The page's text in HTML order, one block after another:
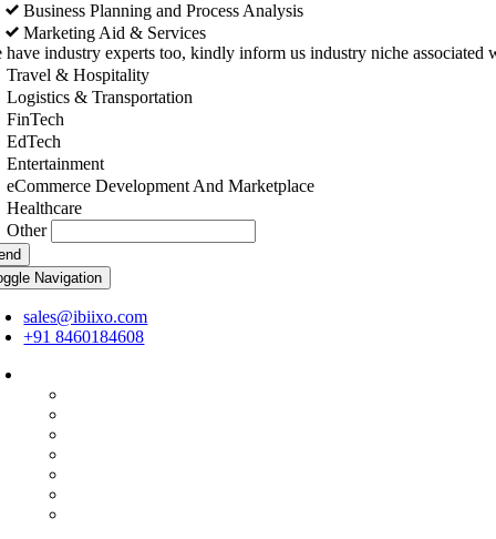
Business Planning and Process Analysis
Marketing Aid & Services
have industry experts too, kindly inform us industry niche associated
Travel & Hospitality
Logistics & Transportation
FinTech
EdTech
Entertainment
eCommerce Development And Marketplace
Healthcare
Other
Navigation
sales@ibiixo.com
+91 8460184608